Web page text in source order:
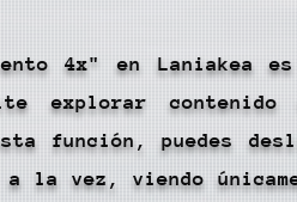
4x" en Laniakea
explorar contenido
función, puedes
a la vez, viendo